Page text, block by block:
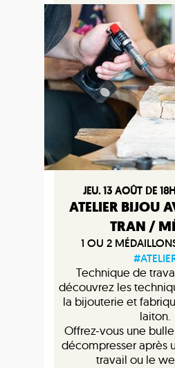
JEU. 13 AOÛT DE
ATELIER BIJOU
TRAN /
1 OU 2
Technique de
découvrez les
la bijouterie et
laiton.
Offrez-vous une
décompresser après
travail ou le